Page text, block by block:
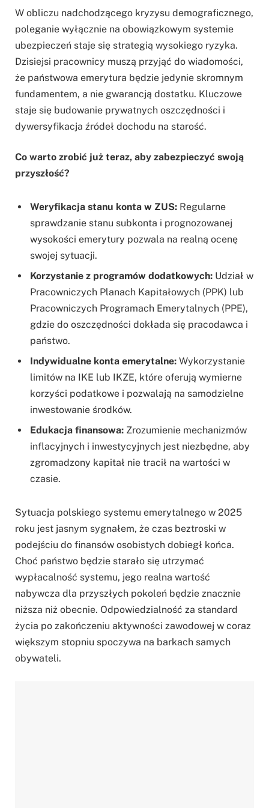
W obliczu nadchodzącego kryzysu demograficznego,
poleganie wyłącznie na obowiązkowym systemie
ubezpieczeń staje się strategią wysokiego ryzyka.
Dzisiejsi pracownicy muszą przyjąć do wiadomości,
że państwowa emerytura będzie jedynie skromnym
fundamentem, a nie gwarancją dostatku. Kluczowe
staje się budowanie prywatnych oszczędności i
dywersyfikacja źródeł dochodu na starość.
Co warto zrobić już teraz, aby zabezpieczyć swoją
przyszłość?
Weryfikacja stanu konta w ZUS: Regularne
sprawdzanie stanu subkonta i prognozowanej
wysokości emerytury pozwala na realną ocenę
swojej sytuacji.
Korzystanie z programów dodatkowych: Udział w
Pracowniczych Planach Kapitałowych (PPK) lub
Pracowniczych Programach Emerytalnych (PPE),
gdzie do oszczędności dokłada się pracodawca i
państwo.
Indywidualne konta emerytalne: Wykorzystanie
limitów na IKE lub IKZE, które oferują wymierne
korzyści podatkowe i pozwalają na samodzielne
inwestowanie środków.
Edukacja finansowa: Zrozumienie mechanizmów
inflacyjnych i inwestycyjnych jest niezbędne, aby
zgromadzony kapitał nie tracił na wartości w
czasie.
Sytuacja polskiego systemu emerytalnego w 2025
roku jest jasnym sygnałem, że czas beztroski w
podejściu do finansów osobistych dobiegł końca.
Choć państwo będzie starało się utrzymać
wypłacalność systemu, jego realna wartość
nabywcza dla przyszłych pokoleń będzie znacznie
niższa niż obecnie. Odpowiedzialność za standard
życia po zakończeniu aktywności zawodowej w coraz
większym stopniu spoczywa na barkach samych
obywateli.